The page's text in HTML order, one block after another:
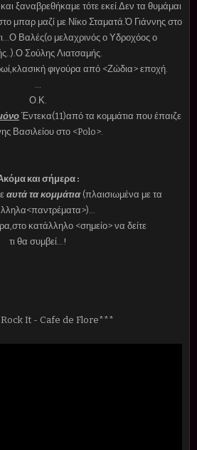
ξαναβρεθήκαμε τότε εκεί.Δεν τα θυμάμαι
μπαρ μαζί με Νίκο Σταματά.Ό Γιάννης στο
Βαλές(ο μελαχρινός ο Υδροχόος ο
Σούλης Λιατσαμής.
φιγούρα από <Ζώδια> εποχή.
...
Ο.Κ.
Έντεκα(11)από τα κομμάτια που έπαιζε
Βασιλείου στο <Polo>.
και σήμερα :
αυτά τα κομμάτια (πλαισιωμένα με τα
κατάλληλο <σημείο> να δείτε
τι θα συμβεί...!
It - Cafe de Flore***